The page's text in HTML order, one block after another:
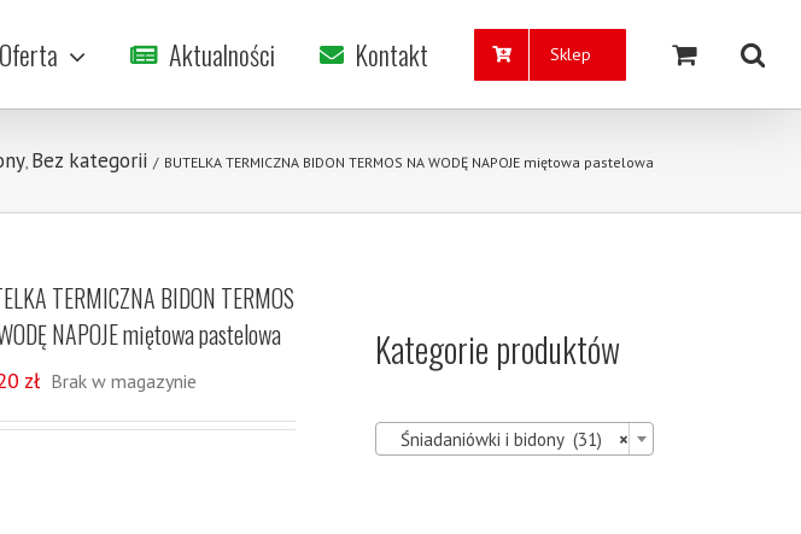
Oferta Aktualności Kontakt Sklep
, Bez kategorii / BUTELKA TERMICZNA BIDON TERMOS NA WODĘ NAPOJE miętowa pastelowa
TERMICZNA BIDON TERMOS
NAPOJE miętowa pastelowa
zł Brak w magazynie
Kategorie produktów
×
Śniadaniówki i bidony (31)